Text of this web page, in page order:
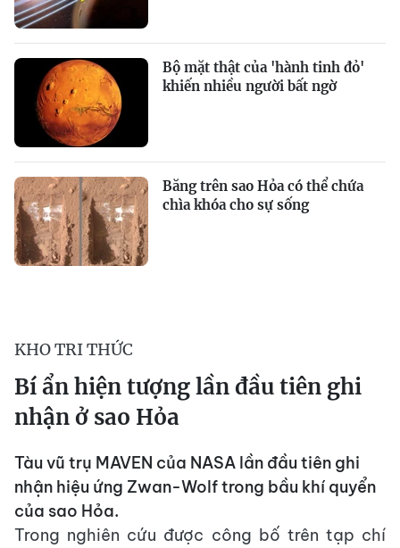
Bộ mặt thật của 'hành tinh đỏ'
khiến nhiều người bất ngờ
Băng trên sao Hỏa có thể chứa
chìa khóa cho sự sống
KHO TRI THỨC
Bí ẩn hiện tượng lần đầu tiên ghi
nhận ở sao Hỏa
Tàu vũ trụ MAVEN của NASA lần đầu tiên ghi
nhận hiệu ứng Zwan-Wolf trong bầu khí quyển
của sao Hỏa.
Trong nghiên cứu được công bố trên tạp chí